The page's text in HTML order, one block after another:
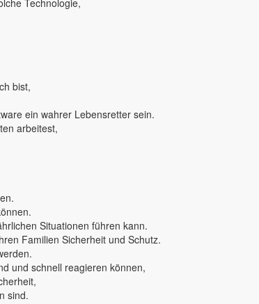
Technologie,
bist,
ein wahrer Lebensretter sein.
arbeitest,
Situationen führen kann.
Familien Sicherheit und Schutz.
und schnell reagieren können,
sind.